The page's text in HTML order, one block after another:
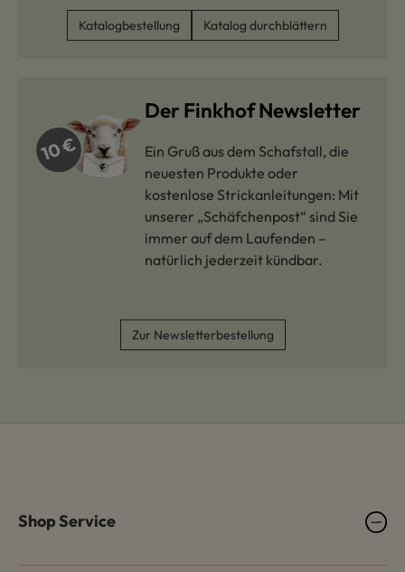
Katalogbestellung Katalog durchblättern
Der Finkhof Newsletter
Ein Gruß aus dem Schafstall, die
neuesten Produkte oder
kostenlose Strickanleitungen: Mit
unserer „Schäfchenpost“ sind Sie
immer auf dem Laufenden –
natürlich jederzeit kündbar.
Zur Newsletterbestellung
Shop Service